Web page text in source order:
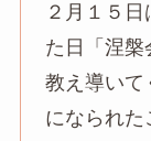
２月１５
た日「涅槃
教え導いて
になられた